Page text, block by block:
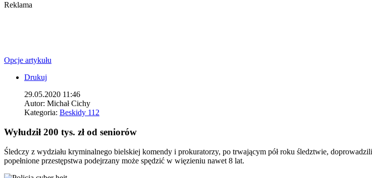
Reklama
Opcje artykułu
Drukuj
29.05.2020 11:46
Autor: Michał Cichy
Kategoria: Beskidy 112
Wyłudził 200 tys. zł od seniorów
Śledczy z wydziału kryminalnego bielskiej komendy i prokuratorzy, po trwającym pół roku śledztwie,
popełnione przestępstwa podejrzany może spędzić w więzieniu nawet 8 lat.